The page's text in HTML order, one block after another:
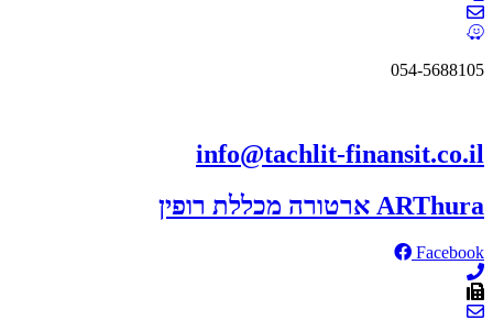
054-5688105
info@tachlit-finansit.co.il
ARThura ארטורה מכללת רופין
Facebook